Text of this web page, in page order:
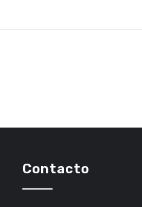
Contacto